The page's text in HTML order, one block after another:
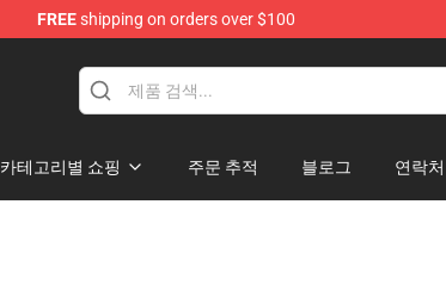
FREEshipping on orders over $100
카테고리별 쇼핑 주문 추적 블로그 연락처